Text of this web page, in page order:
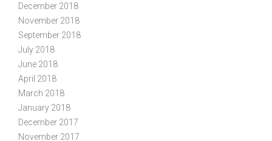
December 2018
November 2018
September 2018
July 2018
June 2018
April 2018
March 2018
January 2018
December 2017
November 2017